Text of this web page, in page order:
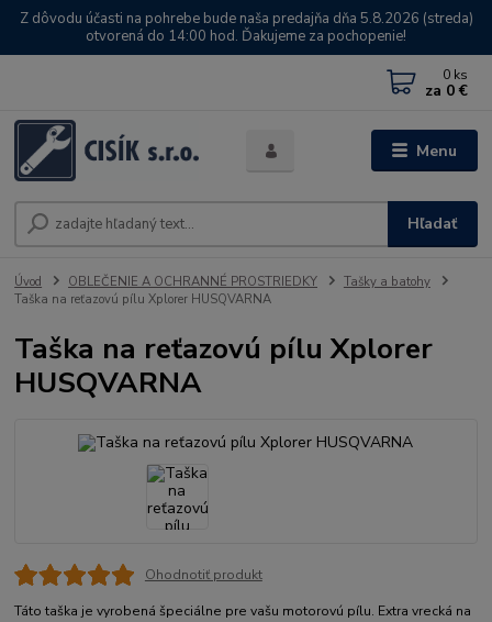
Z dôvodu účasti na pohrebe bude naša predajňa dňa 5.8.2026 (streda)
otvorená do 14:00 hod. Ďakujeme za pochopenie!
Menu
Hľadať
0 ks
za 0 €
Úvod OBLEČENIE A OCHRANNÉ PROSTRIEDKY
Tašky a batohy
Taška na reťazovú pílu Xplorer HUSQVARNA
Taška na reťazovú pílu Xplorer
HUSQVARNA
Ohodnotiť produkt
Táto taška je vyrobená špeciálne pre vašu motorovú pílu. Extra vrecká na